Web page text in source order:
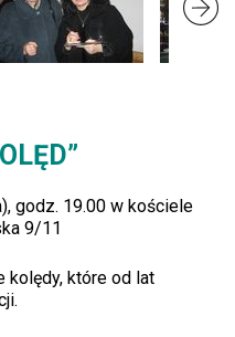
godz. 19.00 w kościele
9/11
kolędy, które od lat